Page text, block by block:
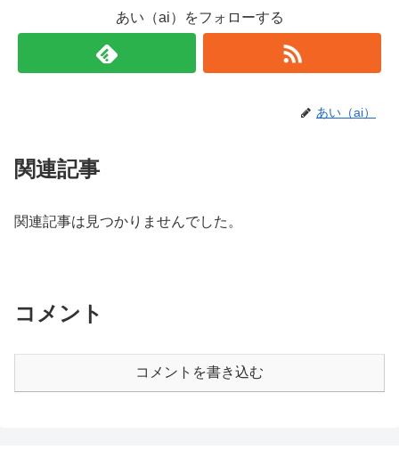
あい（ai）をフォローする
あい（ai）
関連記事
関連記事は見つかりませんでした。
コメント
コメントを書き込む